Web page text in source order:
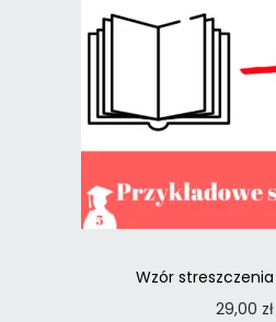
Wzór
29,00 zł